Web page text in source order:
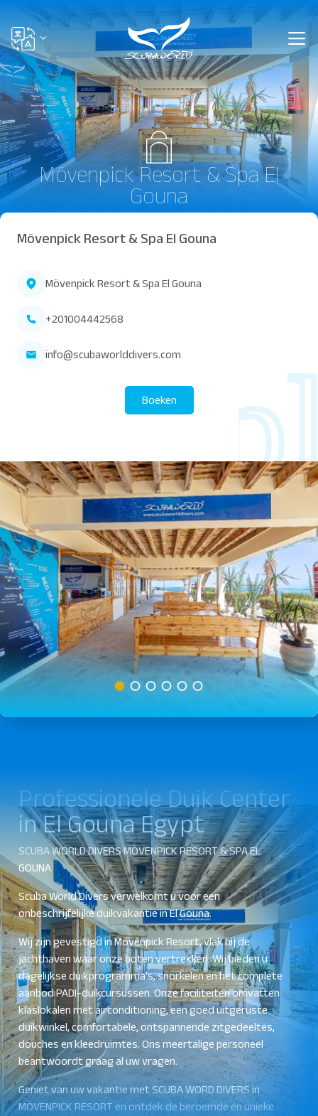
Mövenpick Resort & Spa El
Gouna
Mövenpick Resort & Spa El Gouna
Mövenpick Resort & Spa El Gouna
+201004442568
info@scubaworlddivers.com
Boeken
Professionele Duik Center
in El Gouna Egypt
SCUBA WORLD DIVERS MÖVENPICK RESORT & SPA EL
GOUNA
Scuba World Divers verwelkomt u voor een
onbeschrijfelijke duikvakantie in El Gouna.
Wij zijn gevestigd in Mövenpick Resort, vlak bij de
jachthaven waar onze boten vertrekken. Wij bieden u
dagelijkse duikprogramma's, snorkelen en het complete
aanbod PADI-duikcursussen. Onze faciliteiten omvatten
klaslokalen met airconditioning, een goed uitgeruste
duikwinkel, comfortabele, ontspannende zitgedeeltes,
douches en kleedruimtes. Ons meertalige personeel
beantwoordt graag al uw vragen.
Geniet van uw vakantie met SCUBA WORD DIVERS in
MÖVENPICK RESORT en ontdek de beroemde en unieke